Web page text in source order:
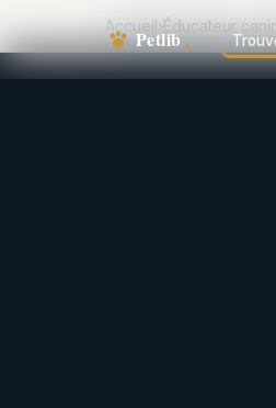
Accueil›Éducateur